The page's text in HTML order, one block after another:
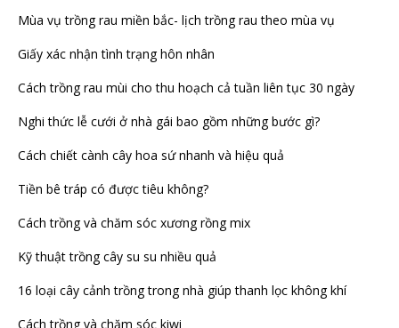
Mùa vụ trồng rau miền bắc- lịch trồng rau theo mùa vụ
Giấy xác nhận tình trạng hôn nhân
Cách trồng rau mùi cho thu hoạch cả tuần liên tục 30 ngày
Nghi thức lễ cưới ở nhà gái bao gồm những bước gì?
Cách chiết cành cây hoa sứ nhanh và hiệu quả
Tiền bê tráp có được tiêu không?
Cách trồng và chăm sóc xương rồng mix
Kỹ thuật trồng cây su su nhiều quả
16 loại cây cảnh trồng trong nhà giúp thanh lọc không khí
Cách trồng và chăm sóc kiwi